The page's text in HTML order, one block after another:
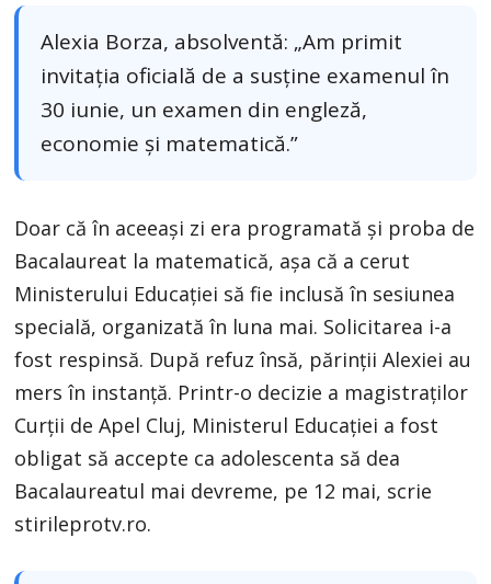
Alexia Borza, absolventă: „Am primit
invitația oficială de a susține examenul în
30 iunie, un examen din engleză,
economie și matematică.”
Doar că în aceeași zi era programată și proba de
Bacalaureat la matematică, așa că a cerut
Ministerului Educației să fie inclusă în sesiunea
specială, organizată în luna mai. Solicitarea i-a
fost respinsă. După refuz însă, părinții Alexiei au
mers în instanță. Printr-o decizie a magistraților
Curții de Apel Cluj, Ministerul Educației a fost
obligat să accepte ca adolescenta să dea
Bacalaureatul mai devreme, pe 12 mai, scrie
stirileprotv.ro.